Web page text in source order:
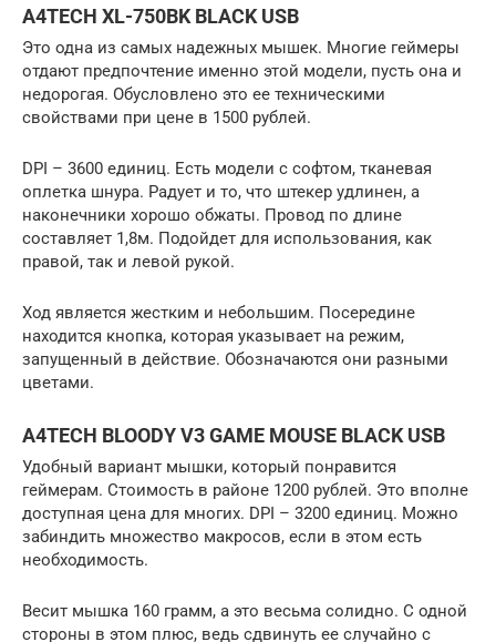
A4TECH XL-750BK BLACK USB
Это одна из самых надежных мышек. Многие геймеры
отдают предпочтение именно этой модели, пусть она и
недорогая. Обусловлено это ее техническими
свойствами при цене в 1500 рублей.
DPI – 3600 единиц. Есть модели с софтом, тканевая
оплетка шнура. Радует и то, что штекер удлинен, а
наконечники хорошо обжаты. Провод по длине
составляет 1,8м. Подойдет для использования, как
правой, так и левой рукой.
Ход является жестким и небольшим. Посередине
находится кнопка, которая указывает на режим,
запущенный в действие. Обозначаются они разными
цветами.
A4TECH BLOODY V3 GAME MOUSE BLACK USB
Удобный вариант мышки, который понравится
геймерам. Стоимость в районе 1200 рублей. Это вполне
доступная цена для многих. DPI – 3200 единиц. Можно
забиндить множество макросов, если в этом есть
необходимость.
Весит мышка 160 грамм, а это весьма солидно. С одной
стороны в этом плюс, ведь сдвинуть ее случайно с